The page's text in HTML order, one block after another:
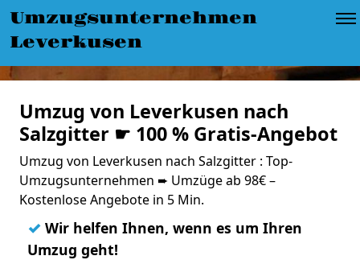
Umzugsunternehmen
Leverkusen
Umzug von Leverkusen nach
Salzgitter ☛ 100 % Gratis-Angebot
Umzug von Leverkusen nach Salzgitter : Top-
Umzugsunternehmen ➨ Umzüge ab 98€ –
Kostenlose Angebote in 5 Min.
✓ Wir helfen Ihnen, wenn es um Ihren
Umzug geht!